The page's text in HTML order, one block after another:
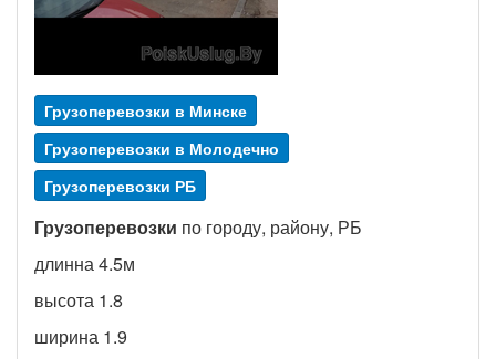
Грузоперевозки в Минске
Грузоперевозки в Молодечно
Грузоперевозки РБ
Грузоперевозки по городу, району, РБ
длинна 4.5м
высота 1.8
ширина 1.9